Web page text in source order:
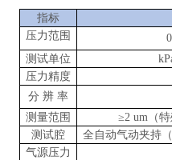
指标
压力范围
0
测试单位
压力精度
分 辨 率
测量范围
≥2 um（
测试腔
全自动气动夹持
气源压力